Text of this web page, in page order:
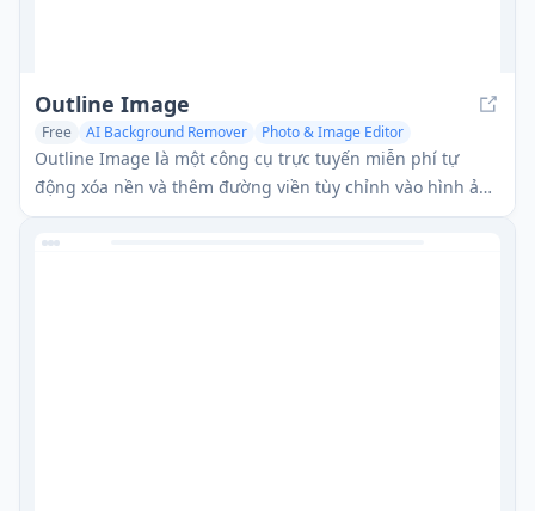
Outline Image
Free AI Background Remover Photo & Image Editor
Outline Image là một công cụ trực tuyến miễn phí tự
động xóa nền và thêm đường viền tùy chỉnh vào hình ảnh
chỉ với một cú nhấp chuột.